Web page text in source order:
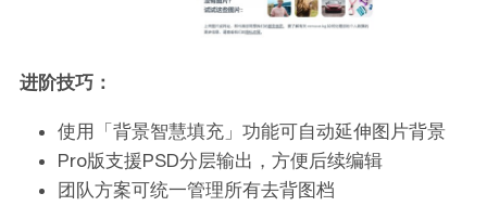
进阶技巧：
使用「背景智慧填充」功能可自动延伸图片背景
Pro版支援PSD分层输出，方便后续编辑
团队方案可统一管理所有去背图档